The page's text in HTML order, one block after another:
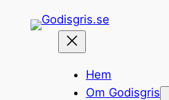
Hem
Om Godisgris